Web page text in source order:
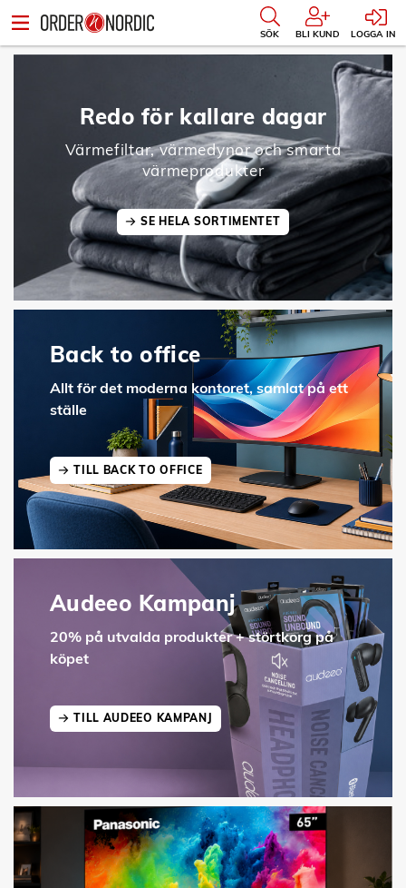
SÖK BLI KUND LOGGA IN
Redo för kallare dagar
Värmefiltar, värmedynor och smarta
värmeprodukter
SE HELA SORTIMENTET
Back to office
Allt för det moderna kontoret, samlat på ett
ställe
TILL BACK TO OFFICE
Audeeo Kampanj
20% på utvalda produkter + störtkorg på
köpet
TILL AUDEEO KAMPANJ